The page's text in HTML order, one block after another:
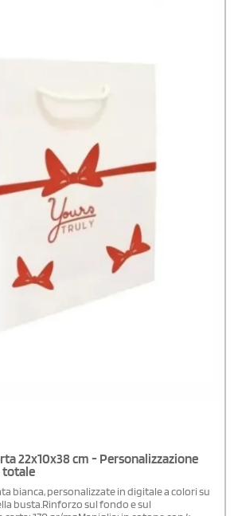
22x10x38 cm - Personalizzazione
totale
bianca, personalizzate in digitale a colori su
busta.Rinforzo sul fondo e sul